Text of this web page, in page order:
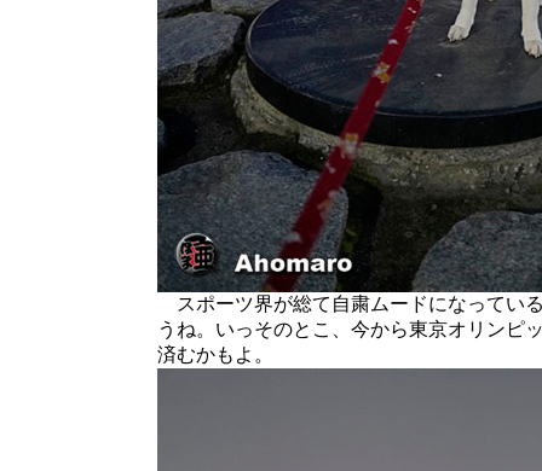
スポーツ界が総て自粛ムードになってい
うね。いっそのとこ、今から東京オリンピ
済むかもよ。